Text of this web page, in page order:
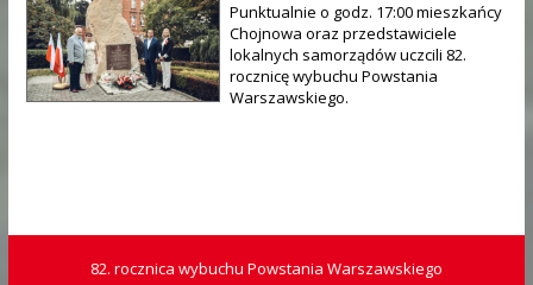
Punktualnie o godz. 17:00 mieszkańcy
Chojnowa oraz przedstawiciele
lokalnych samorządów uczcili 82.
rocznicę wybuchu Powstania
Warszawskiego.
82. rocznica wybuchu Powstania Warszawskiego